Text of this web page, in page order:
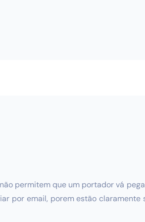
permitem que um portador vá
por email, porem estão claramente